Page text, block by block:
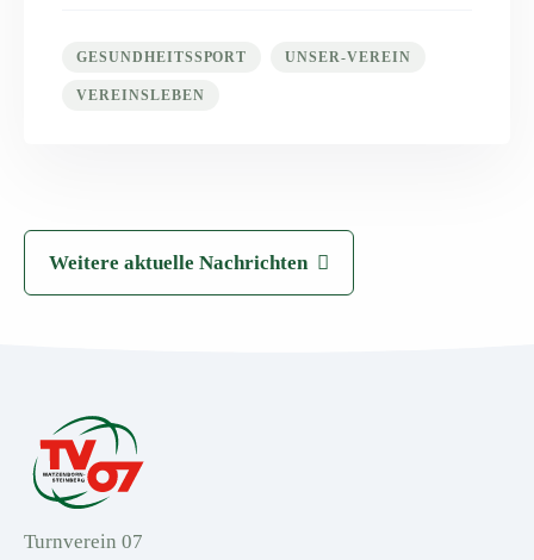
GESUNDHEITSSPORT UNSER-VEREIN
VEREINSLEBEN
Weitere aktuelle Nachrichten
Turnverein 07